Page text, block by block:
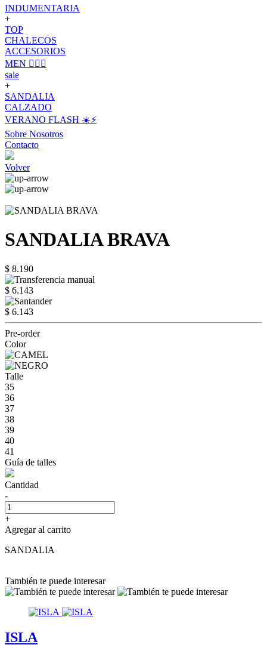
INDUMENTARIA
+
TOP
CHALECOS
ACCESORIOS
MEN 🙋🏽‍♂️
sale
+
SANDALIA
CALZADO
VERANO FLASH ☀️⚡️
Sobre Nosotros
Contacto
Volver
SANDALIA BRAVA
$ 8.190
$ 6.143
$ 6.143
Pre-order
Color
Talle
35
36
37
38
39
40
41
Guía de talles
Cantidad
-
+
Agregar al carrito
SANDALIA
También te puede interesar
ISLA